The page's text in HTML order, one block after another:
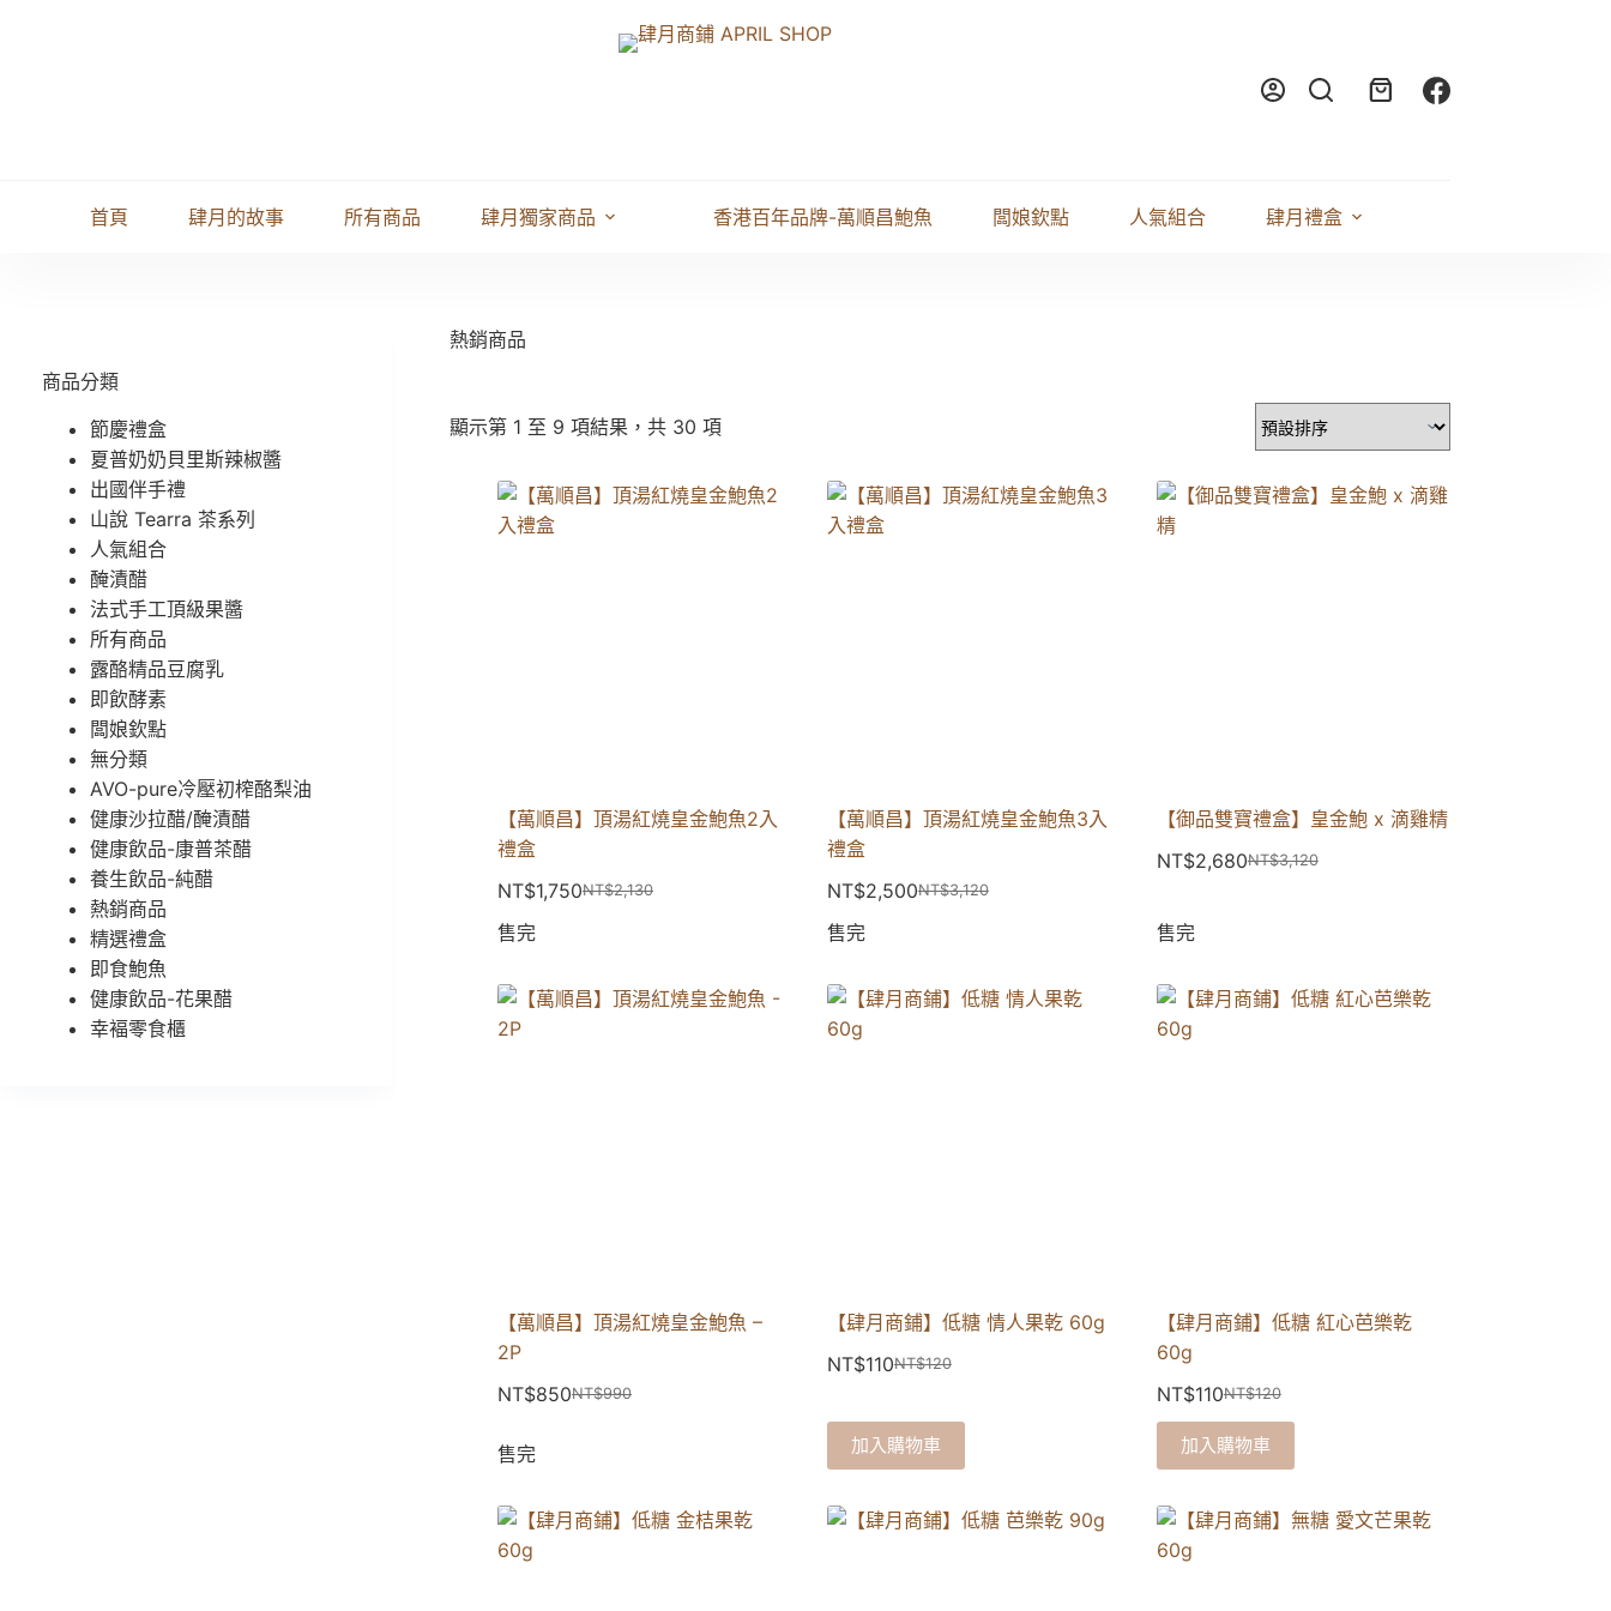
首頁 肆月的故事 所有商品 肆月獨家商品 香港百年品牌-萬順昌鮑魚 闆娘欽點 人氣組合 肆月禮盒
熱銷商品
顯示第 1 至 9 項結果，共 30 項
【萬順昌】頂湯紅燒皇金鮑魚2入
禮盒
NT$2,130
NT$1,750
售完
【萬順昌】頂湯紅燒皇金鮑魚3入
禮盒
NT$3,120
NT$2,500
售完
【御品雙寶禮盒】皇金鮑 x 滴雞精
NT$3,120
NT$2,680
售完
【萬順昌】頂湯紅燒皇金鮑魚 –
2P
NT$990
NT$850
售完
【肆月商鋪】低糖 情人果乾 60g
NT$120
NT$110
加入購物車
【肆月商鋪】低糖 紅心芭樂乾
60g
NT$120
NT$110
加入購物車
商品分類
節慶禮盒
夏普奶奶貝里斯辣椒醬
出國伴手禮
山說 Tearra 茶系列
人氣組合
醃漬醋
法式手工頂級果醬
所有商品
露酪精品豆腐乳
即飲酵素
闆娘欽點
無分類
AVO-pure冷壓初榨酪梨油
健康沙拉醋/醃漬醋
健康飲品-康普茶醋
養生飲品-純醋
熱銷商品
精選禮盒
即食鮑魚
健康飲品-花果醋
幸褔零食櫃